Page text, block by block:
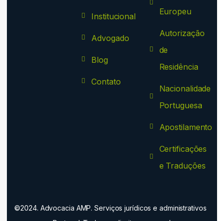
Institucional
Advogado
Blog
Contato
Europeu
Autorização
de
Residência
Nacionalidade
Portuguesa
Apostilamento
Certificações
e Traduções
©2024. Advocacia AMP. Serviços jurídicos e administrativos